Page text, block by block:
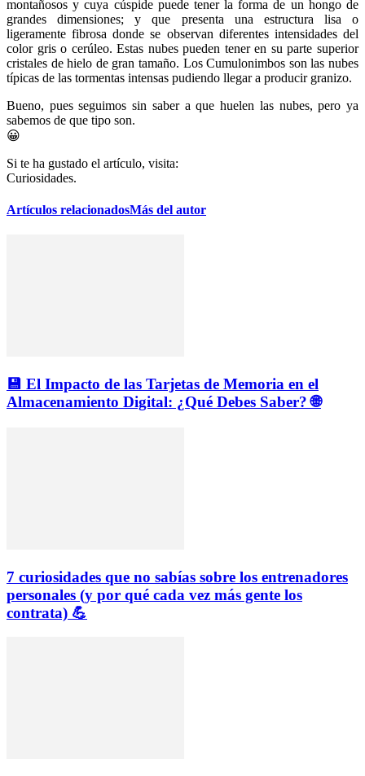
montañosos y cuya cúspide puede tener la forma de un hongo de
grandes dimensiones; y que presenta una estructura lisa o
ligeramente fibrosa donde se observan diferentes intensidades del
color gris o cerúleo. Estas nubes pueden tener en su parte superior
cristales de hielo de gran tamaño. Los Cumulonimbos son las nubes
típicas de las tormentas intensas pudiendo llegar a producir granizo.
Bueno, pues seguimos sin saber a que huelen las nubes, pero ya
sabemos de que tipo son.
😀
Si te ha gustado el artículo, visita:
Curiosidades.
Artículos relacionadosMás del autor
💾 El Impacto de las Tarjetas de Memoria en el
Almacenamiento Digital: ¿Qué Debes Saber? 🌐
7 curiosidades que no sabías sobre los entrenadores
personales (y por qué cada vez más gente los
contrata) 💪